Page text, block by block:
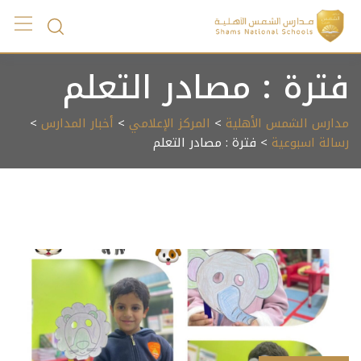
Skip
content
فترة : مصادر التعلم
مدارس الشمس الأهلية > المركز الإعلامي > أخبار المدارس >
رسالة اسبوعية > فترة : مصادر التعلم